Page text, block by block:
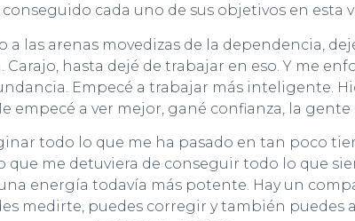
cada uno de sus objetivos en
las arenas movedizas de la dependencia,
hasta dejé de trabajar en eso. Y me
Empecé a trabajar más inteligente.
empecé a ver mejor, gané confianza, la
todo lo que me ha pasado en tan poco
me detuviera de conseguir todo lo que
energía todavía más potente. Hay un
medirte, puedes corregir y también puedes